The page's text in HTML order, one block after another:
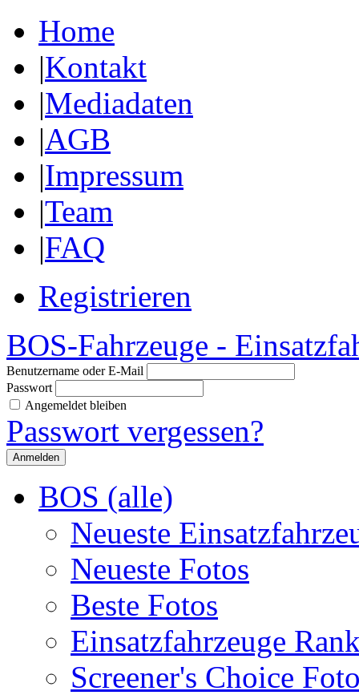
Home
|Kontakt
|Mediadaten
|AGB
|Impressum
|Team
|FAQ
Registrieren
BOS-Fahrzeuge -
Benutzername oder E-Mail
Passwort
Angemeldet bleiben
Passwort vergessen?
BOS (alle)
Neueste
Neueste Fotos
Beste Fotos
Einsatzfahrzeuge
Screener's Choice